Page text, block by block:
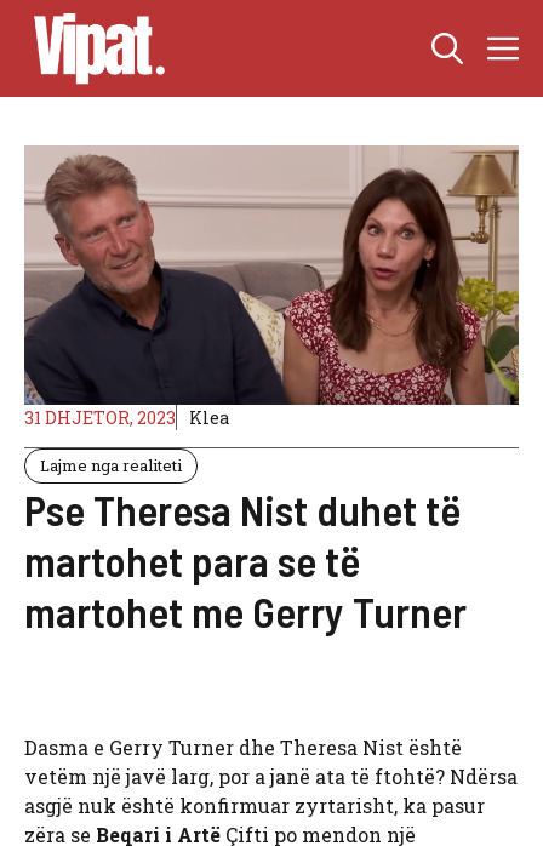
Skip
content
31 DHJETOR, 2023 Klea
Lajme nga realiteti
Pse Theresa Nist duhet të
martohet para se të
martohet me Gerry Turner
Dasma e Gerry Turner dhe Theresa Nist është
vetëm një javë larg, por a janë ata të ftohtë? Ndërsa
asgjë nuk është konfirmuar zyrtarisht, ka pasur
zëra se Beqari i Artë Çifti po mendon një